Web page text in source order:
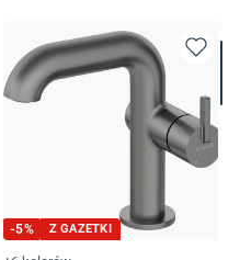
-5% Z GAZETKI